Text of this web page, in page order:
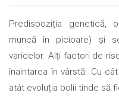
Predispoziția genetică,
muncă în picioare) și
varicelor. Alți factori de
înaintarea în vârstă. Cu
atât evoluția bolii tinde să